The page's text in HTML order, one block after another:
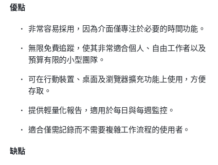
優點
非常容易採用，因為介面僅專注於必要的時間功能。
無限免費追蹤，使其非常適合個人、自由工作者以及
預算有限的小型團隊。
可在行動裝置、桌面及瀏覽器擴充功能上使用，方便
存取。
提供輕量化報告，適用於每日與每週監控。
適合僅需記錄而不需要複雜工作流程的使用者。
缺點